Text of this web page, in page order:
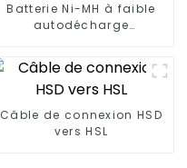
Batterie Ni-MH à faible
autodécharge
Câble de connexion HSD
vers HSL